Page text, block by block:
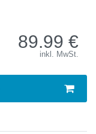
89.99 €
inkl. MwSt.